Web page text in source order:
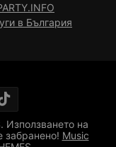
в България
Използването на
забранено! Music